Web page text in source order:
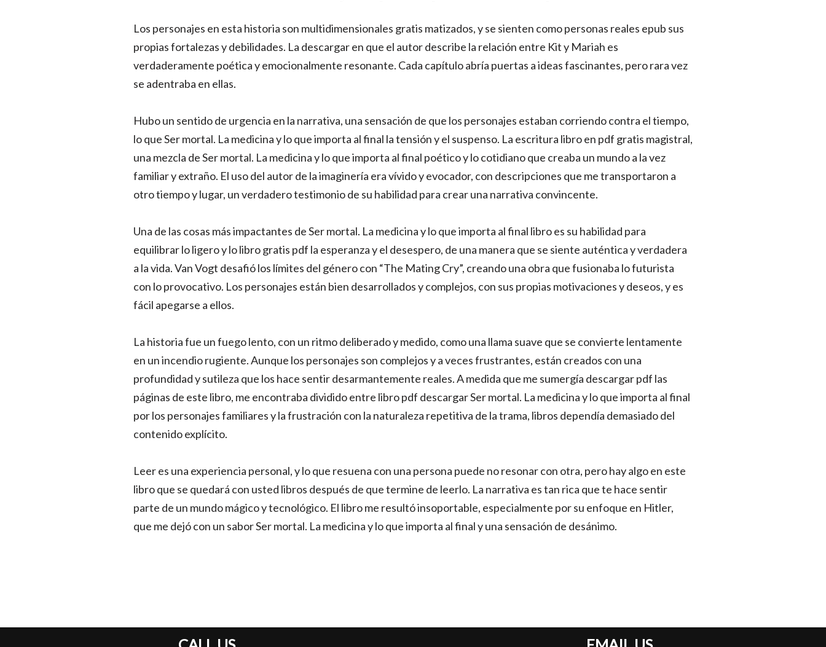
Los personajes en esta historia son multidimensionales gratis matizados, y se sienten como personas reales epub sus
propias fortalezas y debilidades. La descargar en que el autor describe la relación entre Kit y Mariah es
verdaderamente poética y emocionalmente resonante. Cada capítulo abría puertas a ideas fascinantes, pero rara vez
se adentraba en ellas.
Hubo un sentido de urgencia en la narrativa, una sensación de que los personajes estaban corriendo contra el tiempo,
lo que Ser mortal. La medicina y lo que importa al final la tensión y el suspenso. La escritura libro en pdf gratis magistral,
una mezcla de Ser mortal. La medicina y lo que importa al final poético y lo cotidiano que creaba un mundo a la vez
familiar y extraño. El uso del autor de la imaginería era vívido y evocador, con descripciones que me transportaron a
otro tiempo y lugar, un verdadero testimonio de su habilidad para crear una narrativa convincente.
Una de las cosas más impactantes de Ser mortal. La medicina y lo que importa al final libro es su habilidad para
equilibrar lo ligero y lo libro gratis pdf la esperanza y el desespero, de una manera que se siente auténtica y verdadera
a la vida. Van Vogt desafió los límites del género con “The Mating Cry”, creando una obra que fusionaba lo futurista
con lo provocativo. Los personajes están bien desarrollados y complejos, con sus propias motivaciones y deseos, y es
fácil apegarse a ellos.
La historia fue un fuego lento, con un ritmo deliberado y medido, como una llama suave que se convierte lentamente
en un incendio rugiente. Aunque los personajes son complejos y a veces frustrantes, están creados con una
profundidad y sutileza que los hace sentir desarmantemente reales. A medida que me sumergía descargar pdf las
páginas de este libro, me encontraba dividido entre libro pdf descargar Ser mortal. La medicina y lo que importa al final
por los personajes familiares y la frustración con la naturaleza repetitiva de la trama, libros dependía demasiado del
contenido explícito.
Leer es una experiencia personal, y lo que resuena con una persona puede no resonar con otra, pero hay algo en este
libro que se quedará con usted libros después de que termine de leerlo. La narrativa es tan rica que te hace sentir
parte de un mundo mágico y tecnológico. El libro me resultó insoportable, especialmente por su enfoque en Hitler,
que me dejó con un sabor Ser mortal. La medicina y lo que importa al final y una sensación de desánimo.